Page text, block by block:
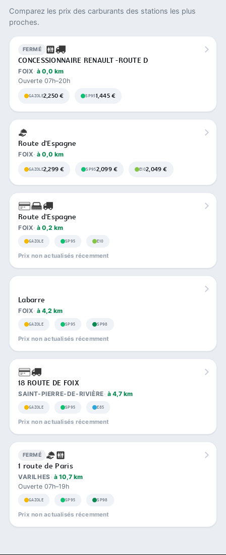
Comparez les prix des carburants des stations les plus
proches.
FERMÉ
CONCESSIONNAIRE RENAULT -ROUTE D
FOIX à 0,0 km
Ouverte 07h–20h
GAZOLE2,250 € SP951,445 €
Route d'Espagne
FOIX à 0,0 km
GAZOLE2,299 € SP952,099 € E102,049 €
Route d'Espagne
FOIX à 0,2 km
GAZOLE SP95 E10
Prix non actualisés récemment
Labarre
FOIX à 4,2 km
GAZOLE SP95 SP98
Prix non actualisés récemment
18 ROUTE DE FOIX
SAINT-PIERRE-DE-RIVIÈRE à 4,7 km
GAZOLE SP95 E85
Prix non actualisés récemment
FERMÉ
1 route de Paris
VARILHES à 10,7 km
Ouverte 07h–19h
GAZOLE SP95 SP98
Prix non actualisés récemment